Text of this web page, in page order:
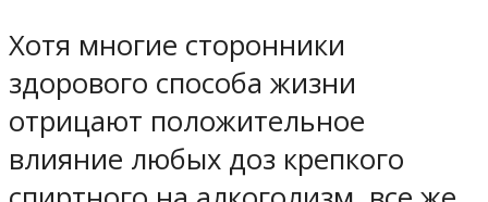
Хотя многие сторонники
здорового способа жизни
отрицают положительное
влияние любых доз крепкого